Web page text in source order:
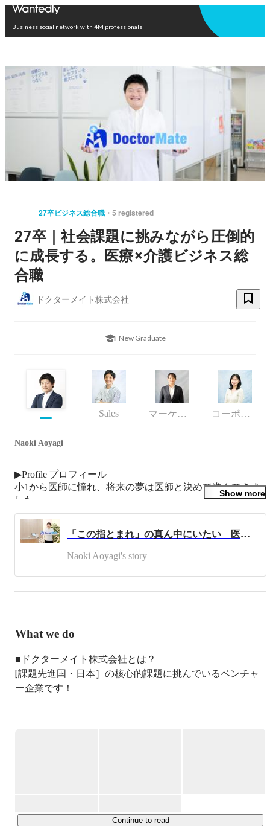
Business social network with 4M professionals
27卒ビジネス総合職 5 registered
27卒｜社会課題に挑みながら圧倒的
に成長する。医療×介護ビジネス総
合職
ドクターメイト株式会社
New Graduate
Sales マーケティンググループ コーポレートデザイングループ
Naoki Aoyagi
▶Profile|プロフィール
小1から医師に憧れ、将来の夢は医師と決めて進んできま
した。
無事に医師になれたものの、中学の恩師から言われた言葉
である「おまえは医師を目指すな、医師になって何をする
かを考えろ」という言葉がやけに心に残っており、医師に
なって何をしたいのかを考える日々を送っていました。
救急医療に興味を持ち命を救う喜びに目覚めたり、逆に病
気の根本原因を減らしたく予防医療に興味を持ったりしま
日々診療を行う中で介護医療連携の課題を多く経験し、介
護医療連携の課題解決をしたいという想いがつのっていま
した。ちょうどその時に大学時代の先輩が起業をしてお
り、医師でも起業をして社会課題解決をするということを
しても良いんだと気付かされました。
Show more
「この指とまれ」の真ん中にいたい 医療と介護の間で掲げ続ける一筋の信念
Naoki Aoyagi's story
What we do
■ドクターメイト株式会社とは？
[課題先進国・日本］の核心的課題に挑んでいるベンチャ
ー企業です！
では、約140兆円の社会保障費のうち、約48兆円が医療
Continue to read